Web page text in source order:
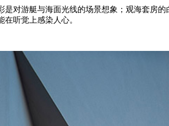
对游艇与海面光线的场景想象；观海套房
听觉上感染人心。